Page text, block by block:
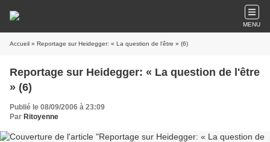
MENU
Accueil » Reportage sur Heidegger: « La question de l'être » (6)
Reportage sur Heidegger: « La question de l'être
» (6)
Publié le 08/09/2006 à 23:09
Par Ritoyenne